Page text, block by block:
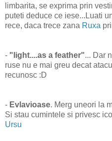
limbarita, se exprima prin
puteti deduce ce iese...Luati
rece, daca trece zana Ruxa
- "light....as a feather"... Dar
ruse nu e mai greu decat
recunosc :D
- Evlavioase. Merg uneori la
Si stau cumintele si privesc
Ursu